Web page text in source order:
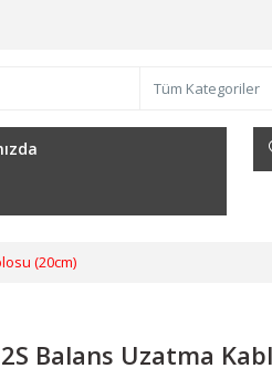
(20cm)
2S Balans Uzatma